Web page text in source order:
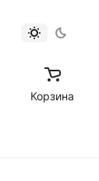
Корзина